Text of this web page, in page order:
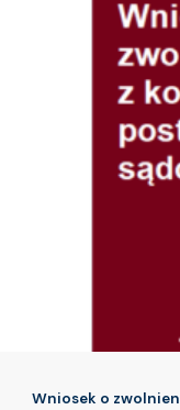
Wniosek o